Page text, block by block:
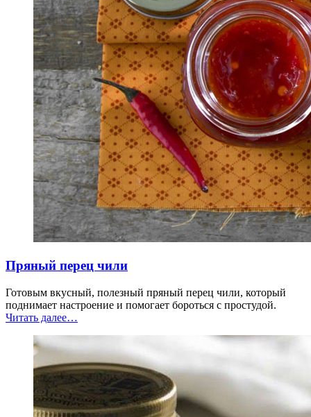
Пряный перец чили
Готовым вкусный, полезный пряный перец чили, который
поднимает настроение и помогает бороться с простудой.
Читать далее“Пряный
…